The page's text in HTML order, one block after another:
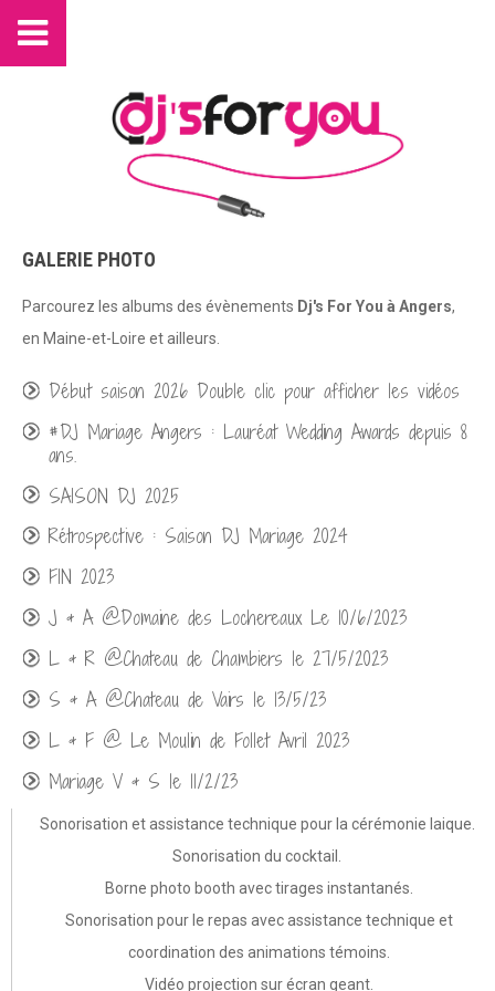
GALERIE PHOTO
Parcourez les albums des évènements Dj's For You à Angers,
en Maine-et-Loire et ailleurs.
Début saison 2026 Double clic pour afficher les vidéos
#DJ Mariage Angers : Lauréat Wedding Awards depuis 8
ans.
SAISON DJ 2025
Rétrospective : Saison DJ Mariage 2024
FIN 2023
J & A @Domaine des Lochereaux Le 10/6/2023
L & R @Chateau de Chambiers le 27/5/2023
S & A @Chateau de Vairs le 13/5/23
L & F @ Le Moulin de Follet Avril 2023
Mariage V & S le 11/2/23
Mariage @Troglodyte des Falins 11/2022
Mariage @Domaine du Bois d'Andigné 09/2022
Mariage @Les Logis de Beaulieu 09/2022
Mariage @Domaine des Melletières 09/2022
Mariage @Chateau de Deffay 08/2022
Sonorisation et assistance technique pour la cérémonie laique.
Sonorisation du cocktail.
Borne photo booth avec tirages instantanés.
Sonorisation pour le repas avec assistance technique et
coordination des animations témoins.
Vidéo projection sur écran geant.